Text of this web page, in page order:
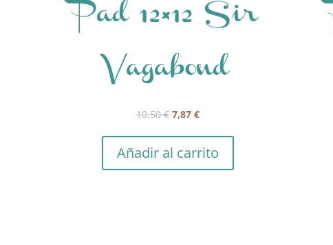
Pad 12×12 Sir
Vagabond
10,50€ El
original
era:
7,87 €El
actual
es:
Añadir al carrito